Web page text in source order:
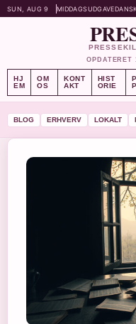
SUN, AUG 9 MIDDAGSUDGAVE
OPDATERET
HJ
EM
OM
OS
KONT
AKT
HIST
ORIE
BLOG ERHVERV LOKALT